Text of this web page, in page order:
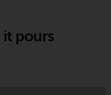
(„FINMA“)
genießen
it pours